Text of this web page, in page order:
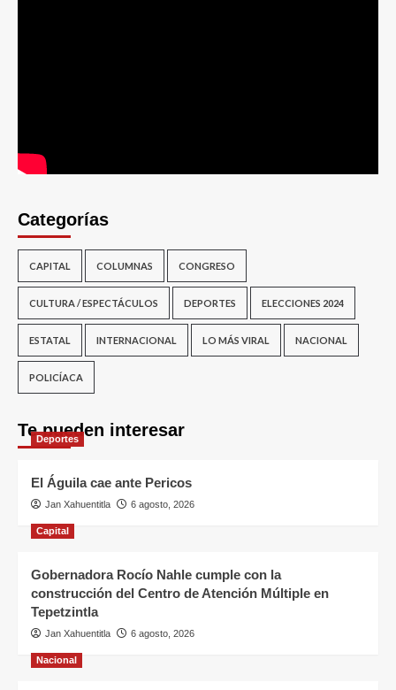
Categorías
CAPITAL COLUMNAS CONGRESO
CULTURA / ESPECTÁCULOS DEPORTES ELECCIONES 2024
ESTATAL INTERNACIONAL LO MÁS VIRAL NACIONAL
POLICÍACA
Te pueden interesar
Deportes
El Águila cae ante Pericos
Jan Xahuentitla 6 agosto, 2026
Capital
Gobernadora Rocío Nahle cumple con la
construcción del Centro de Atención Múltiple en
Tepetzintla
Jan Xahuentitla 6 agosto, 2026
Nacional